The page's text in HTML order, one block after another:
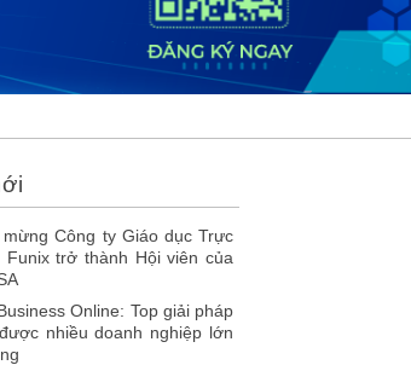
thế hệ mới: Khi quảng cáo
trời bước vào kỷ nguyên dữ
DataHub – Nền tảng tích
chiếu trọn vẹn 3 giải bóng
nhất mùa hè 2026
mừng Công ty Giáo dục Trực
Funix trở thành Hội viên của
Online: Top giải pháp
nhiều doanh nghiệp lớn